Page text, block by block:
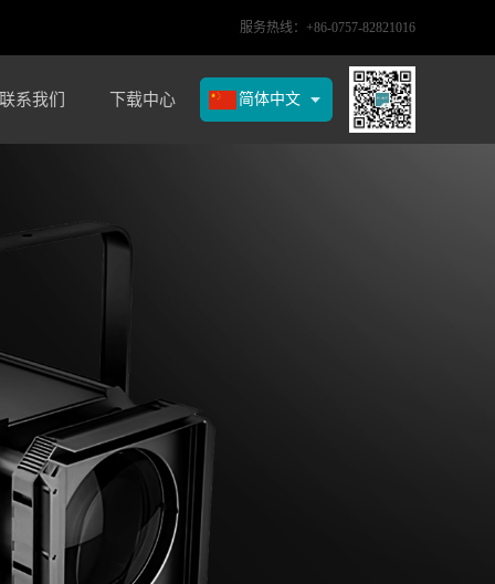
服务热线：+86-0757-82821016
简体中文
系我们 下载中心